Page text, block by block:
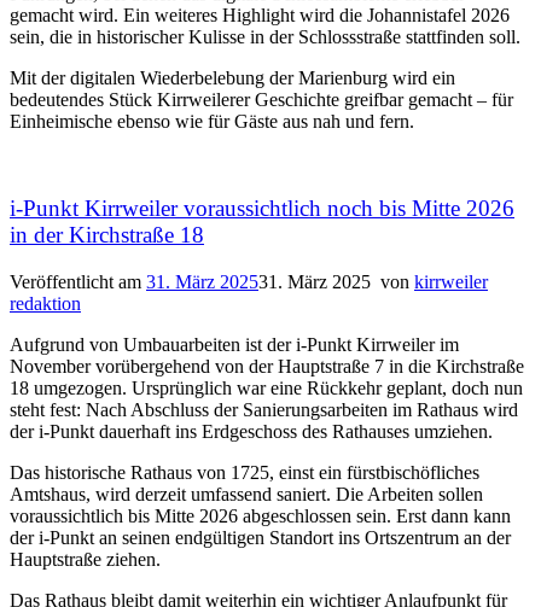
gemacht wird. Ein weiteres Highlight wird die Johannistafel 2026
sein, die in historischer Kulisse in der Schlossstraße stattfinden soll.
Mit der digitalen Wiederbelebung der Marienburg wird ein
bedeutendes Stück Kirrweilerer Geschichte greifbar gemacht – für
Einheimische ebenso wie für Gäste aus nah und fern.
i-Punkt Kirrweiler voraussichtlich noch bis Mitte 2026
in der Kirchstraße 18
Veröffentlicht am 31. März 202531. März 2025 von kirrweiler
redaktion
Aufgrund von Umbauarbeiten ist der i-Punkt Kirrweiler im
November vorübergehend von der Hauptstraße 7 in die Kirchstraße
18 umgezogen. Ursprünglich war eine Rückkehr geplant, doch nun
steht fest: Nach Abschluss der Sanierungsarbeiten im Rathaus wird
der i-Punkt dauerhaft ins Erdgeschoss des Rathauses umziehen.
Das historische Rathaus von 1725, einst ein fürstbischöfliches
Amtshaus, wird derzeit umfassend saniert. Die Arbeiten sollen
voraussichtlich bis Mitte 2026 abgeschlossen sein. Erst dann kann
der i-Punkt an seinen endgültigen Standort ins Ortszentrum an der
Hauptstraße ziehen.
Das Rathaus bleibt damit weiterhin ein wichtiger Anlaufpunkt für